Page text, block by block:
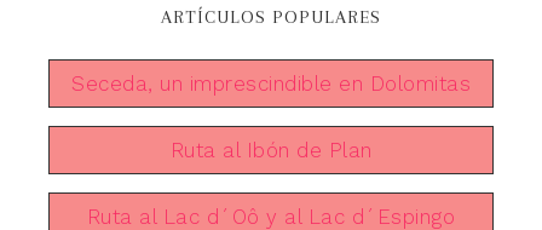
ARTÍCULOS POPULARES
Seceda, un imprescindible en Dolomitas
Ruta al Ibón de Plan
Ruta al Lac d´Oô y al Lac d´Espingo